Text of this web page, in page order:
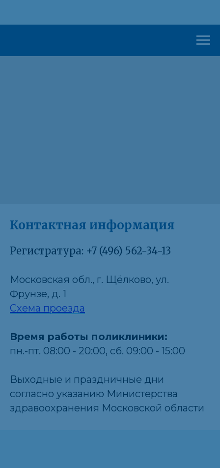
Контактная информация
Регистратура: +7 (496) 562-34-13
Московская обл., г. Щёлково, ул.
Фрунзе, д. 1
Схема проезда
Время работы поликлиники:
пн.-пт. 08:00 - 20:00, сб. 09:00 - 15:00
Выходные и праздничные дни
согласно указанию Министерства
здравоохранения Московской области